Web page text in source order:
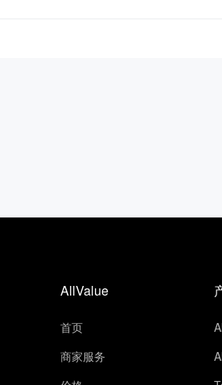
AllValue
首页
商家服务